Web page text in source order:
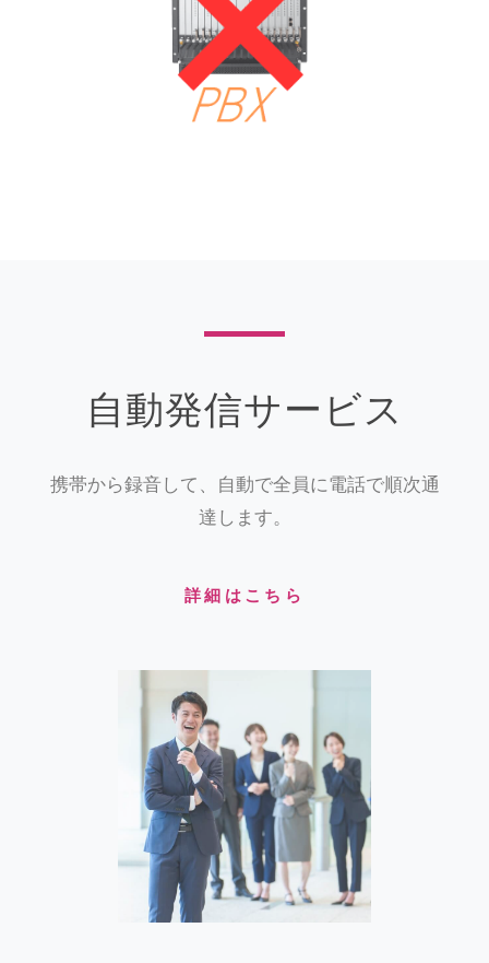
自動発信サービス
携帯から録音して、自動で全員に電話で順次通
達します。
詳細はこちら